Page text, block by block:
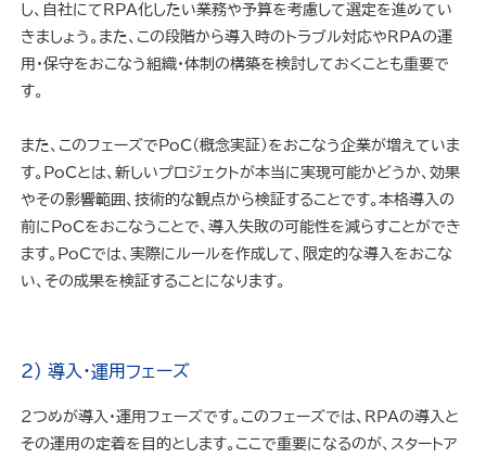
し、自社にてRPA化したい業務や予算を考慮して選定を進めてい
きましょう。また、この段階から導入時のトラブル対応やRPAの運
用・保守をおこなう組織・体制の構築を検討しておくことも重要で
す。
また、このフェーズでPoC（概念実証）をおこなう企業が増えていま
す。PoCとは、新しいプロジェクトが本当に実現可能かどうか、効果
やその影響範囲、技術的な観点から検証することです。本格導入の
前にPoCをおこなうことで、導入失敗の可能性を減らすことができ
ます。PoCでは、実際にルールを作成して、限定的な導入をおこな
い、その成果を検証することになります。
2) 導入・運用フェーズ
2つめが導入・運用フェーズです。このフェーズでは、RPAの導入と
その運用の定着を目的とします。ここで重要になるのが、スタートア